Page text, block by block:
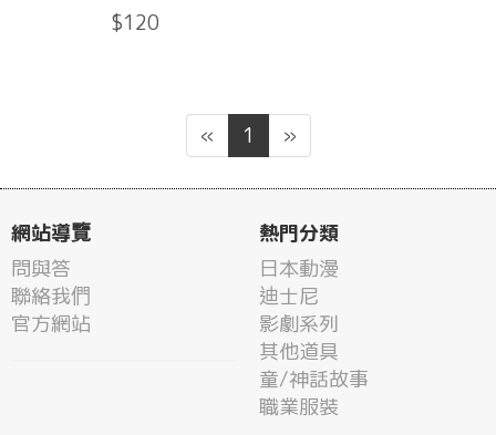
$120
« 1 »
網站導覽
問與答
聯絡我們
官方網站
熱門分類
日本動漫
迪士尼
影劇系列
其他道具
童/神話故事
職業服裝